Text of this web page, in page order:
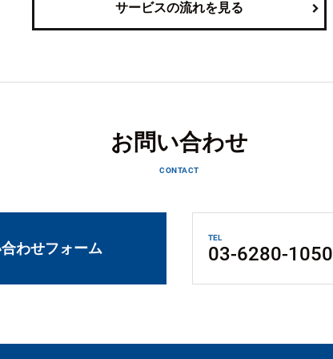
サービスの流れを見る
お問い合わせ
CONTACT
わせフォーム
TEL
03-6280-1050